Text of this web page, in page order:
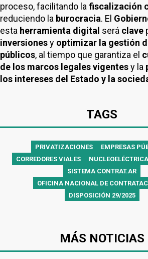
proceso, facilitando la fiscalización
reduciendo la burocracia. El
esta herramienta digital será clave
inversionesy optimizar la gestión
públicos, al tiempo que garantiza el
de los marcos legales vigentesy la
los intereses del Estado y la
TAGS
PRIVATIZACIONES
EMPRESAS
CORREDORES VIALES
SISTEMA CONTRAT.AR
OFICINA NACIONAL DE
DISPOSICIÓN 29/2025
MÁS NOTICIAS